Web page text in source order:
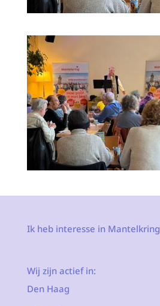
Ik heb interesse in Mantelkring
Wij zijn actief in:
Den Haag